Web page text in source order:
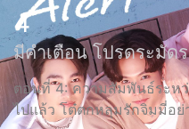
4
มีคำเตือน โปรดระมัด
ตอนที่ 4: ความสัมพันธ์ระห
ไปแล้ว โต๋ตกหลุมรักจิมมี่อย่